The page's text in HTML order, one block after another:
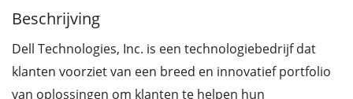
Beschrijving
Dell Technologies, Inc. is een technologiebedrijf dat
klanten voorziet van een breed en innovatief portfolio
van oplossingen om klanten te helpen hun